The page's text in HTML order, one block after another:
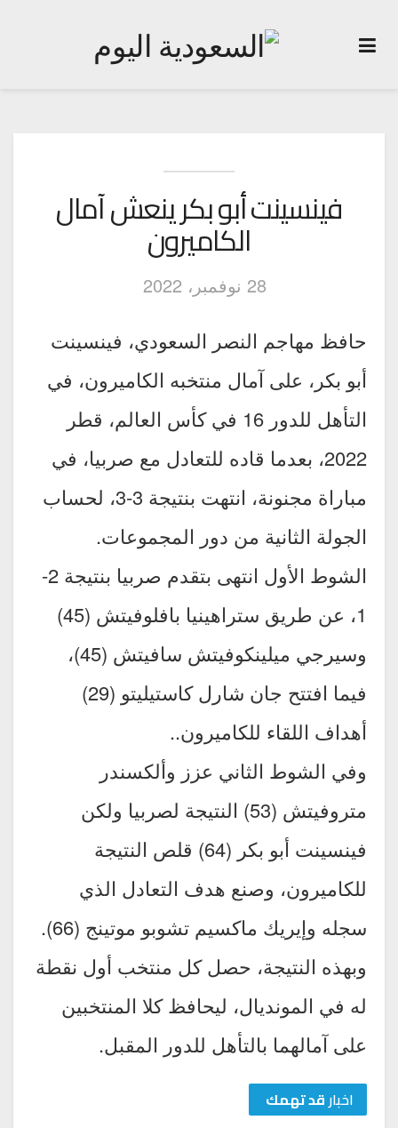
فينسينت أبو بكر ينعش آمال
الكاميرون
28 نوفمبر، 2022
حافظ مهاجم النصر السعودي، فينسينت
أبو بكر، على آمال منتخبه الكاميرون، في
التأهل للدور 16 في كأس العالم، قطر
2022، بعدما قاده للتعادل مع صربيا، في
مباراة مجنونة، انتهت بنتيجة 3-3، لحساب
الجولة الثانية من دور المجموعات.
الشوط الأول انتهى بتقدم صربيا بنتيجة 2-
1، عن طريق ستراهينيا بافلوفيتش (45)
وسيرجي ميلينكوفيتش سافيتش (45)،
فيما افتتح جان شارل كاستيليتو (29)
أهداف اللقاء للكاميرون..
وفي الشوط الثاني عزز وألكسندر
متروفيتش (53) النتيجة لصربيا ولكن
فينسينت أبو بكر (64) قلص النتيجة
للكاميرون، وصنع هدف التعادل الذي
سجله وإيريك ماكسيم تشوبو موتينج (66).
وبهذه النتيجة، حصل كل منتخب أول نقطة
له في المونديال، ليحافظ كلا المنتخبين
على آمالهما بالتأهل للدور المقبل.
اخبارقد تهمك